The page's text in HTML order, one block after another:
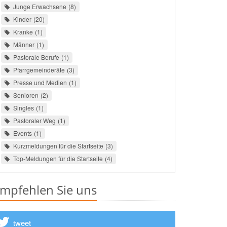
Junge Erwachsene 8
Kinder 20
Kranke 1
Männer 1
Pastorale Berufe 1
Pfarrgemeinderäte 3
Presse und Medien 1
Senioren 2
Singles 1
Pastoraler Weg 1
Events 1
Kurzmeldungen für die Startseite 3
Top-Meldungen für die Startseite 4
Sie uns
tweet